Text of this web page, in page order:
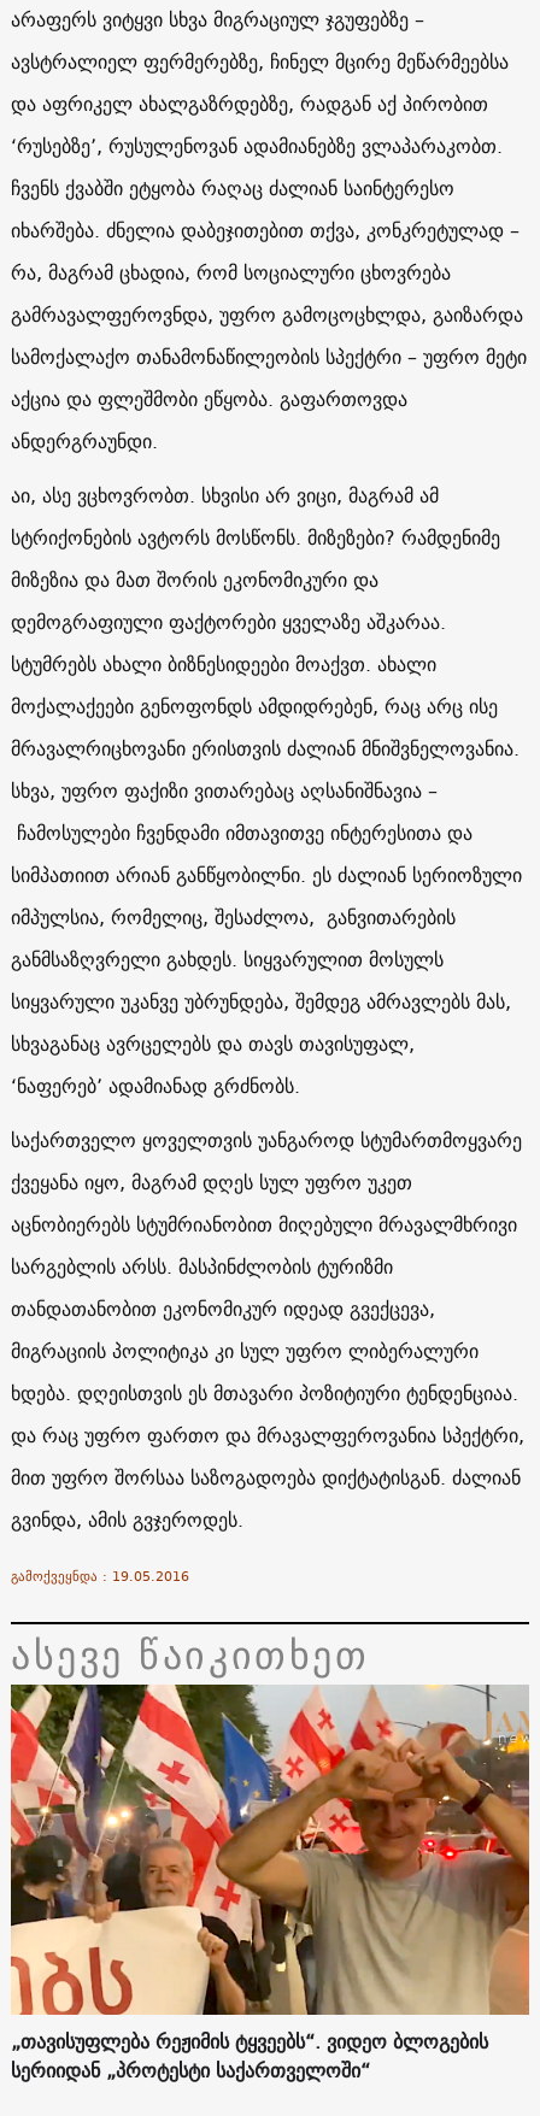
არაფერს ვიტყვი სხვა მიგრაციულ ჯგუფებზე –
ავსტრალიელ ფერმერებზე, ჩინელ მცირე მეწარმეებსა
და აფრიკელ ახალგაზრდებზე, რადგან აქ პირობით
‘რუსებზე’, რუსულენოვან ადამიანებზე ვლაპარაკობთ.
ჩვენს ქვაბში ეტყობა რაღაც ძალიან საინტერესო
იხარშება. ძნელია დაბეჯითებით თქვა, კონკრეტულად –
რა, მაგრამ ცხადია, რომ სოციალური ცხოვრება
გამრავალფეროვნდა, უფრო გამოცოცხლდა, გაიზარდა
სამოქალაქო თანამონაწილეობის სპექტრი – უფრო მეტი
აქცია და ფლეშმობი ეწყობა. გაფართოვდა
ანდერგრაუნდი.
აი, ასე ვცხოვრობთ. სხვისი არ ვიცი, მაგრამ ამ
სტრიქონების ავტორს მოსწონს. მიზეზები? რამდენიმე
მიზეზია და მათ შორის ეკონომიკური და
დემოგრაფიული ფაქტორები ყველაზე აშკარაა.
სტუმრებს ახალი ბიზნესიდეები მოაქვთ. ახალი
მოქალაქეები გენოფონდს ამდიდრებენ, რაც არც ისე
მრავალრიცხოვანი ერისთვის ძალიან მნიშვნელოვანია.
სხვა, უფრო ფაქიზი ვითარებაც აღსანიშნავია –
ჩამოსულები ჩვენდამი იმთავითვე ინტერესითა და
სიმპათიით არიან განწყობილნი. ეს ძალიან სერიოზული
იმპულსია, რომელიც, შესაძლოა, განვითარების
განმსაზღვრელი გახდეს. სიყვარულით მოსულს
სიყვარული უკანვე უბრუნდება, შემდეგ ამრავლებს მას,
სხვაგანაც ავრცელებს და თავს თავისუფალ,
‘ნაფერებ’ ადამიანად გრძნობს.
საქართველო ყოველთვის უანგაროდ სტუმართმოყვარე
ქვეყანა იყო, მაგრამ დღეს სულ უფრო უკეთ
აცნობიერებს სტუმრიანობით მიღებული მრავალმხრივი
სარგებლის არსს. მასპინძლობის ტურიზმი
თანდათანობით ეკონომიკურ იდეად გვექცევა,
მიგრაციის პოლიტიკა კი სულ უფრო ლიბერალური
ხდება. დღეისთვის ეს მთავარი პოზიტიური ტენდენციაა.
და რაც უფრო ფართო და მრავალფეროვანია სპექტრი,
მით უფრო შორსაა საზოგადოება დიქტატისგან. ძალიან
გვინდა, ამის გვჯეროდეს.
გამოქვეყნდა : 19.05.2016
ასევე წაიკითხეთ
„თავისუფლება რეჟიმის ტყვეებს“. ვიდეო ბლოგების
სერიიდან „პროტესტი საქართველოში“